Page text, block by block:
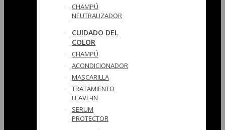
CHAMPÚ
NEUTRALIZADOR
CUIDADO DEL
COLOR
CHAMPÚ
ACONDICIONADOR
MASCARILLA
TRATAMIENTO
LEAVE-IN
SERUM
PROTECTOR